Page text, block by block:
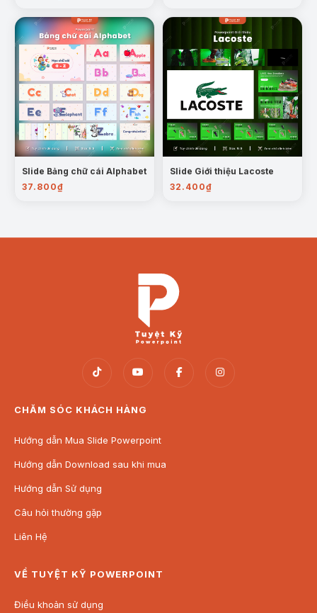
Slide Bảng chữ cái Alphabet
37.800₫
Slide Giới thiệu Lacoste
32.400₫
CHĂM SÓC KHÁCH HÀNG
Hướng dẫn Mua Slide Powerpoint
Hướng dẫn Download sau khi mua
Hướng dẫn Sử dụng
Câu hỏi thường gặp
Liên Hệ
VỀ TUYỆT KỸ POWERPOINT
Điều khoản sử dụng